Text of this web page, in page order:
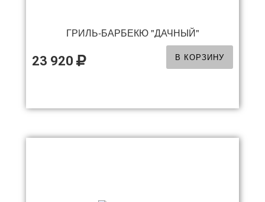
ГРИЛЬ-БАРБЕКЮ "ДАЧНЫЙ"
23 920 В КОРЗИНУ